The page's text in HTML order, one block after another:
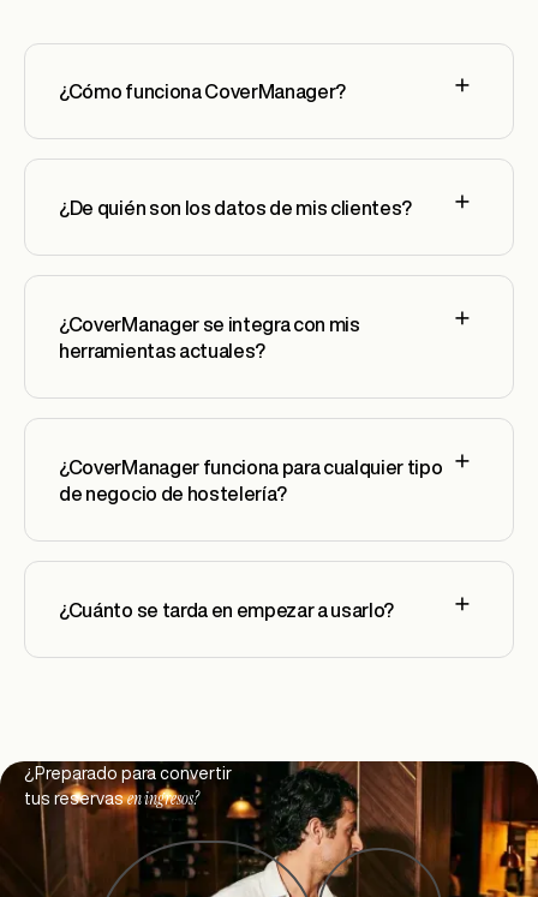
¿Cómo funciona CoverManager?
¿De quién son los datos de mis clientes?
¿CoverManager se integra con mis
herramientas actuales?
¿CoverManager funciona para cualquier tipo
de negocio de hostelería?
¿Cuánto se tarda en empezar a usarlo?
Footer
¿Preparado para convertir
tus reservasen ingresos?